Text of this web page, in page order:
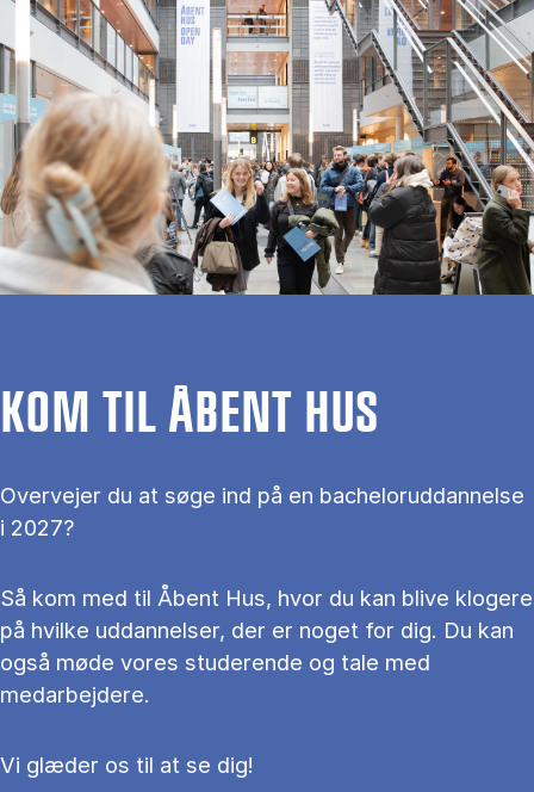
KOM TIL ÅBENT HUS
Overvejer du at søge ind på en bacheloruddannelse
i 2027?
Så kom med til Åbent Hus, hvor du kan blive klogere
på hvilke uddannelser, der er noget for dig. Du kan
også møde vores studerende og tale med
medarbejdere.
Vi glæder os til at se dig!